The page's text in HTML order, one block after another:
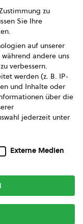
zu
Sie Ihre
auf unserer
andere uns
verbessern.
werden (z. B. IP-
und Inhalte oder
über die
jederzeit unter
Externe Medien